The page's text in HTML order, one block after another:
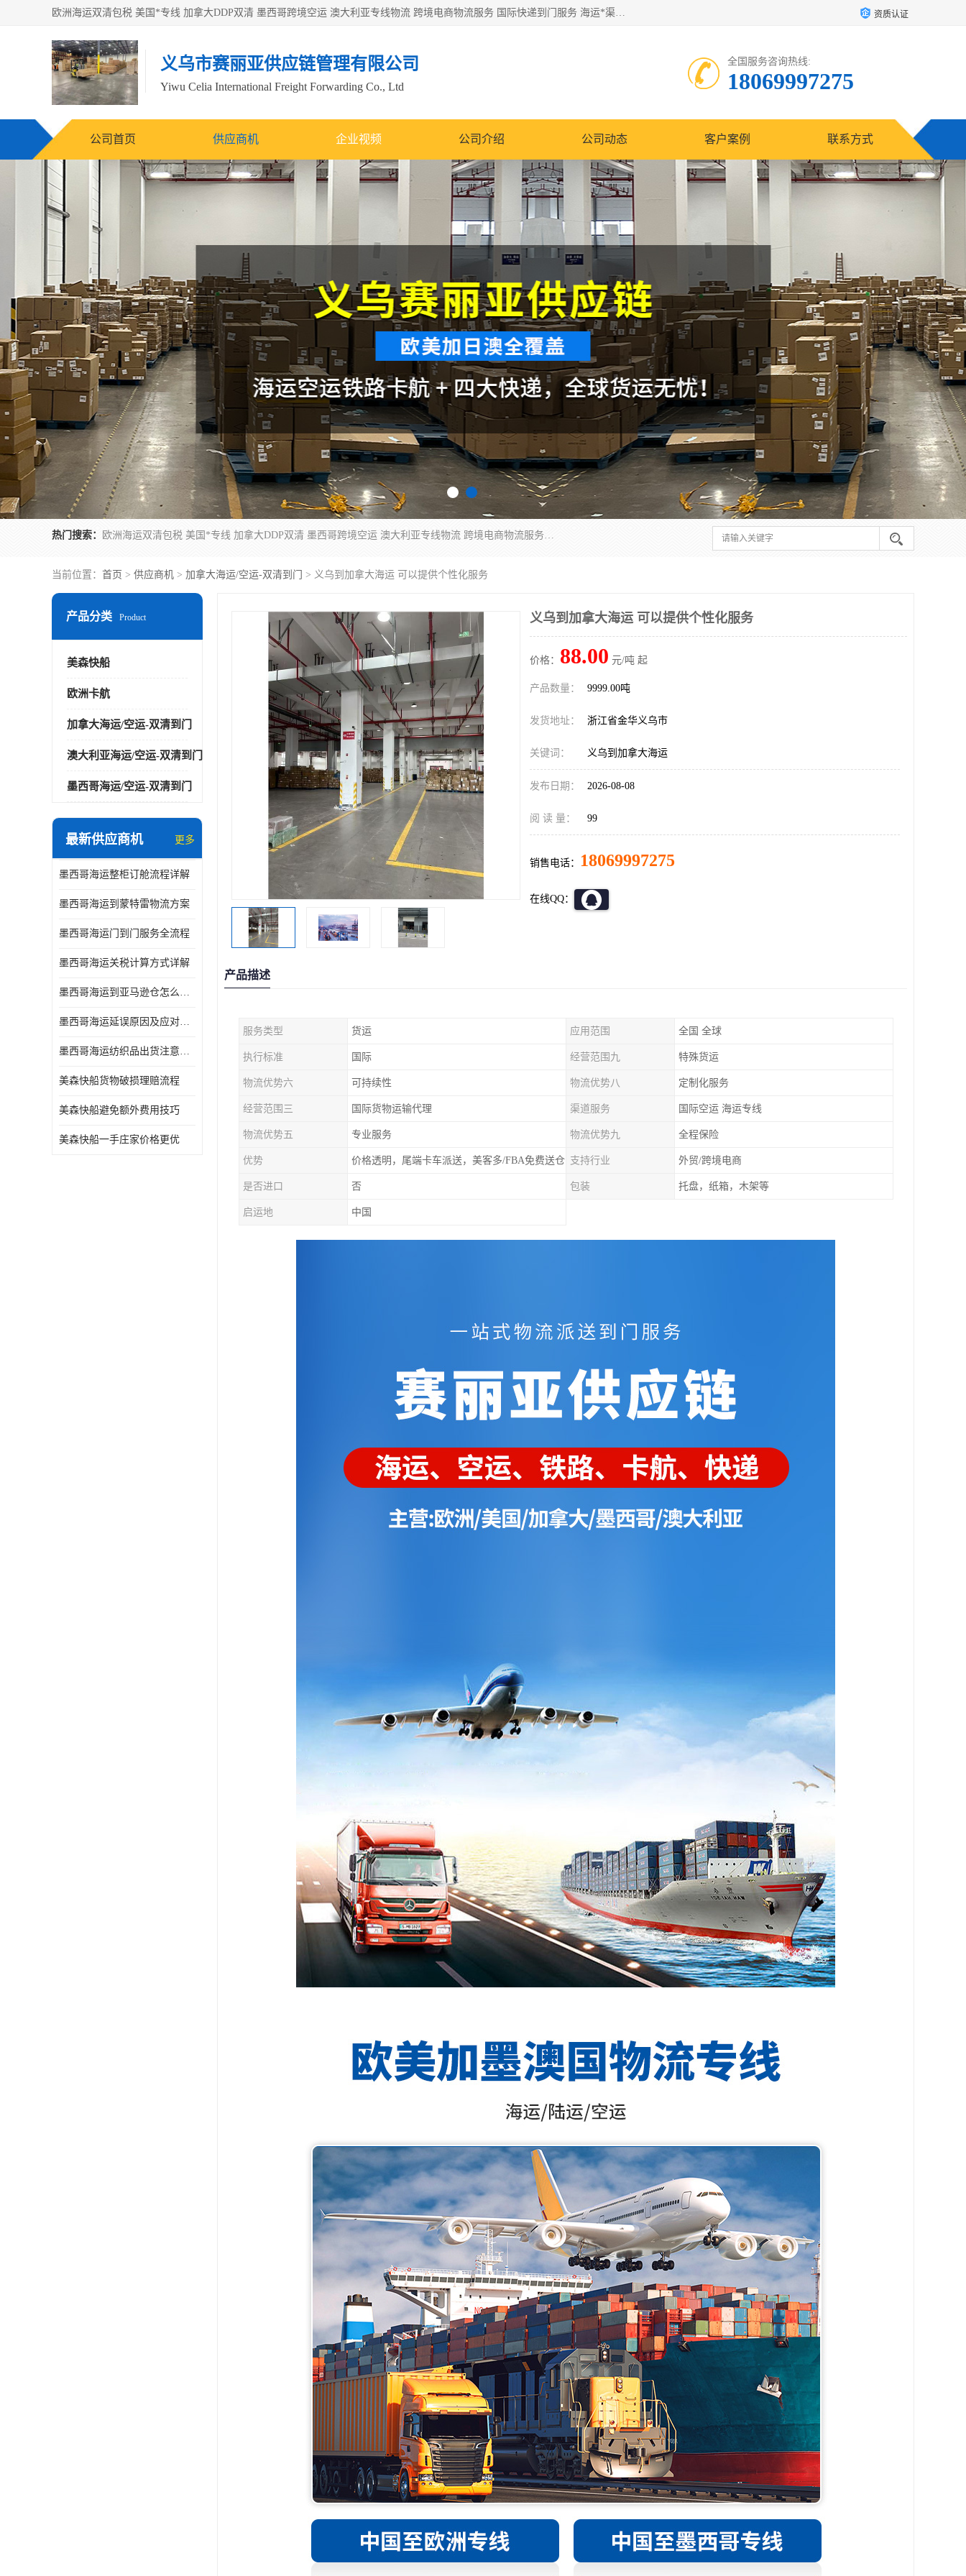
欧洲海运双清包税 美国*专线 加拿大DDP双清 墨西哥跨境空运 澳大利亚专线物流 跨境电商物流服务 国际快递到门服务 海运*渠道 一站式跨境物流解决方案 TikTok/SHEIN专线 电商平台FBA头程运输 国际铁路运输欧洲 UPS/DDHL/联邦快递跨境 美国双清到门物流 跨境*运输 资质认证
义乌市赛丽亚供应链管理有限公司
Yiwu Celia International Freight Forwarding Co., Ltd
全国服务咨询热线:
18069997275
公司首页 供应商机 企业视频 公司介绍 公司动态 客户案例 联系方式
热门搜索： 欧洲海运双清包税 美国*专线 加拿大DDP双清 墨西哥跨境空运 澳大利亚专线物流 跨境电商物流服务 国际快递到门服务 海运*渠道 一站式跨境物流解决方案 TikTok/SHEIN专线 电商平台FBA头程运输 国际铁路运输欧洲 UPS/DDHL/联邦快递跨境 美国双清到门物流 跨境*运输
当前位置： 首页 > 供应商机 > 加拿大海运/空运-双清到门 > 义乌到加拿大海运 可以提供个性化服务
产品分类 Product
美森快船
欧洲卡航
加拿大海运/空运-双清到门
澳大利亚海运/空运-双清到门
墨西哥海运/空运-双清到门
最新供应商机 更多
墨西哥海运整柜订舱流程详解
墨西哥海运到蒙特雷物流方案
墨西哥海运门到门服务全流程
墨西哥海运关税计算方式详解
墨西哥海运到亚马逊仓怎么操作
墨西哥海运延误原因及应对办法
墨西哥海运纺织品出货注意事项
美森快船货物破损理赔流程
美森快船避免额外费用技巧
美森快船一手庄家价格更优
义乌到加拿大海运 可以提供个性化服务
价格： 88.00 元/吨 起
产品数量： 9999.00吨
发货地址： 浙江省金华义乌市
关键词： 义乌到加拿大海运
发布日期： 2026-08-08
阅 读 量： 99
销售电话： 18069997275
在线QQ：
产品描述
服务类型 货运 应用范围 全国 全球
执行标准 国际 经营范围九 特殊货运
物流优势六 可持续性 物流优势八 定制化服务
经营范围三 国际货物运输代理 渠道服务 国际空运 海运专线
物流优势五 专业服务 物流优势九 全程保险
优势 价格透明，尾端卡车派送，美客多/FBA免费送仓 支持行业 外贸/跨境电商
是否进口 否 包装 托盘，纸箱，木架等
启运地 中国